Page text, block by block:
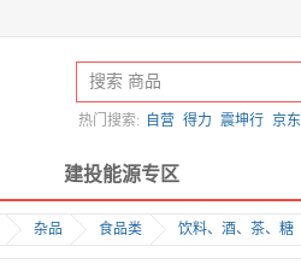
热门搜索: 自营 得力 震坤行 京东
建投能源专区
杂品 食品类 饮料、酒、茶、糖